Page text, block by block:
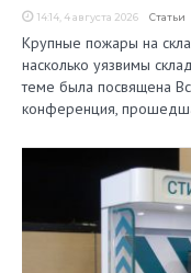
14:14, 4 августа 2026 Статьи
Крупные пожары на
насколько уязвимы
теме была посвящена
конференция,